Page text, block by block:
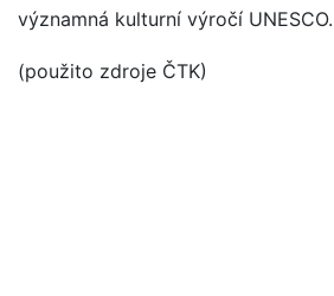
významná kulturní výročí UNESCO.
(použito zdroje ČTK)